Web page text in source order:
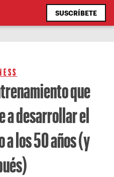
SUSCRÍBETE
que
a desarrollar el
los 50 años (y